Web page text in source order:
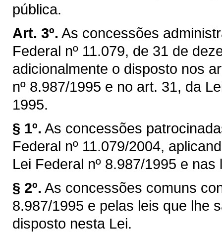
pública.
Art. 3º. As concessões
Federal nº 11.079, de 31 de
adicionalmente o disposto nos
nº 8.987/1995 e no art. 31, da
1995.
§ 1º. As concessões
Federal nº 11.079/2004,
Lei Federal nº 8.987/1995 e
§ 2º. As concessões comuns
8.987/1995 e pelas leis que lhe
disposto nesta Lei.